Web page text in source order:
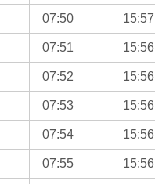
07:50 15:57
07:51 15:56
07:52 15:56
07:53 15:56
07:54 15:56
07:55 15:56